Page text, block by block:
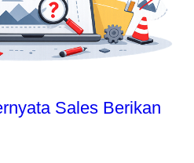
Sales Berikan